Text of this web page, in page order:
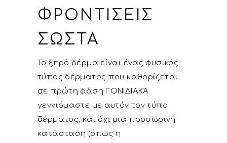
ΦΡΟΝΤΊΣΕΙΣ
ΣΩΣΤΆ
Το ξηρό δέρμα είναι ένας φυσικός
τύπος δέρματος που καθορίζεται
σε πρώτη φάση ΓΟΝΙΔΙΑΚΆ
γεννιόμαστε με αυτόν τον τύπο
δέρματος, και όχι μια προσωρινή
κατάσταση (όπως η